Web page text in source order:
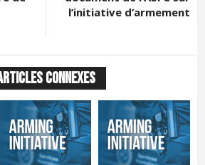
l’initiative d’armement
CONNEXES